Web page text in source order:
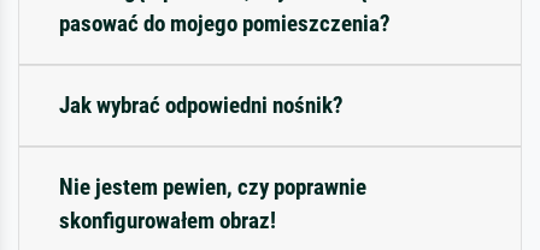
pasować do mojego pomieszczenia?
Jak wybrać odpowiedni nośnik?
Nie jestem pewien, czy poprawnie
skonfigurowałem obraz!